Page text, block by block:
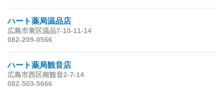
ハート薬局温品店
広島市東区温品7-10-11-14
082-209-0566
ハート薬局観音店
広島市西区南観音2-7-14
082-503-5666